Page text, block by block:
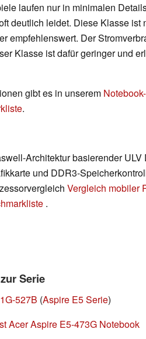
laufen nur in minimalen
deutlich leidet. Diese Klasse ist
empfehlenswert. Der
Klasse ist dafür geringer und
gibt es in unserem
.
Architektur basierender
und DDR3-
Vergleich mobiler
.
Serie
527B (Aspire E5 Serie)
Acer Aspire E5-473G Notebook